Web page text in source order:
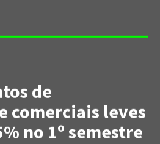
de
comerciais leves
no 1º semestre